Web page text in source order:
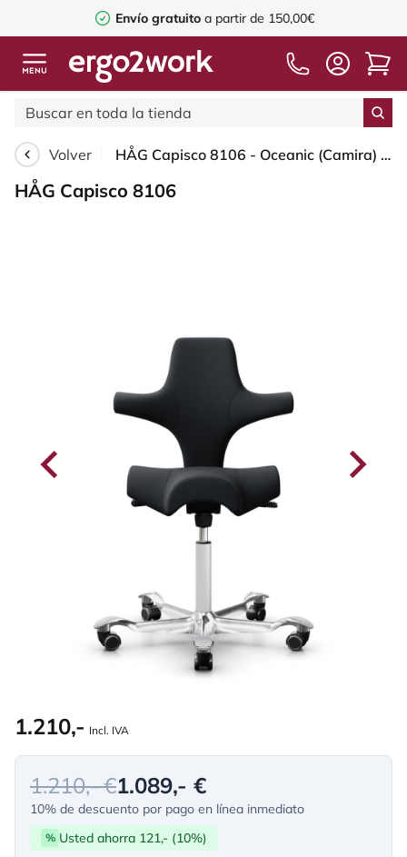
Envío gratuito a partir de 150,00€
Volver HÅG Capisco 8106 - Oceanic (Camira) - Poliéster reciclado - OCI001 - Black - White - 150mm (seat height 40–55cm) - Soft castors for hard floors
HÅG Capisco 8106
1.210,- Incl. IVA
1.210,- €1.089,- €
10% de descuento por pago en línea inmediato
% Usted ahorra 121,- (10%)